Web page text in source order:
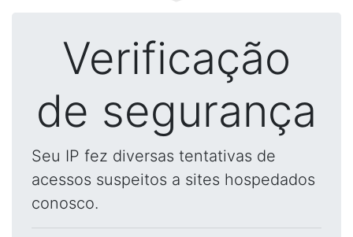
Verificação
de segurança
Seu IP fez diversas tentativas de
acessos suspeitos a sites hospedados
conosco.